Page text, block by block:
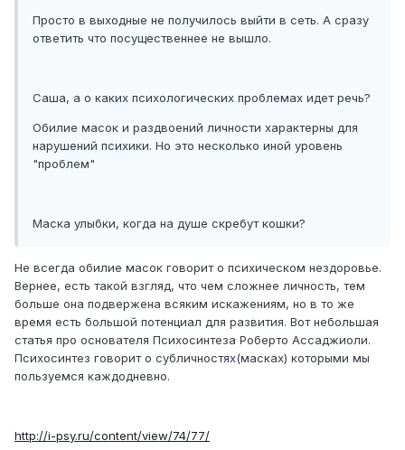
Просто в выходные не получилось выйти в сеть. А сразу
ответить что посущественнее не вышло.
Саша, а о каких психологических проблемах идет речь?
Обилие масок и раздвоений личности характерны для
нарушений психики. Но это несколько иной уровень
"проблем"
Маска улыбки, когда на душе скребут кошки?
Не всегда обилие масок говорит о психическом нездоровье.
Вернее, есть такой взгляд, что чем сложнее личность, тем
больше она подвержена всяким искажениям, но в то же
время есть большой потенциал для развития. Вот небольшая
статья про основателя Психосинтеза Роберто Ассаджиоли.
Психосинтез говорит о субличностях(масках) которыми мы
пользуемся каждодневно.
http://i-psy.ru/content/view/74/77/